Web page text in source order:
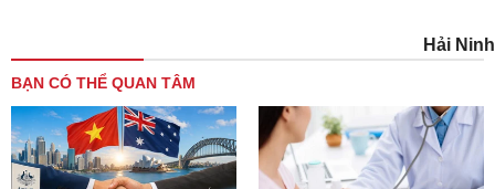
Hải Ninh
BẠN CÓ THỂ QUAN TÂM